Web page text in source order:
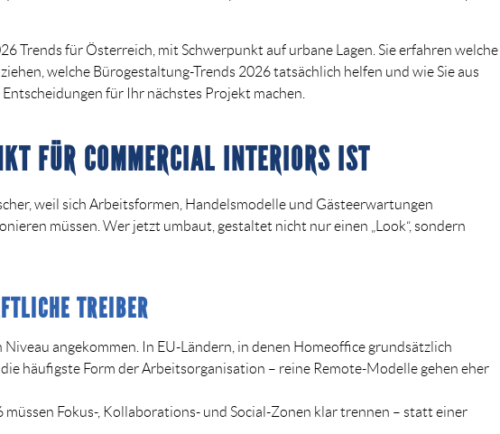
Trends für Österreich , mit Schwerpunkt auf urbane Lagen. Sie erfahren welche
welche Bürogestaltung-Trends 2026 tatsächlich helfen und wie Sie aus
für Ihr nächstes Projekt machen.
FÜR COMMERCIAL INTERIORS IST
weil sich Arbeitsformen, Handelsmodelle und Gästeerwartungen
müssen. Wer jetzt umbaut, gestaltet nicht nur einen „Look“, sondern
TREIBER
angekommen.
In EU-Ländern, in denen Homeoffice grundsätzlich
häufigste Form der Arbeitsorganisation – reine Remote-Modelle gehen eher
Fokus-, Kollaborations- und Social-Zonen klar trennen – statt einer